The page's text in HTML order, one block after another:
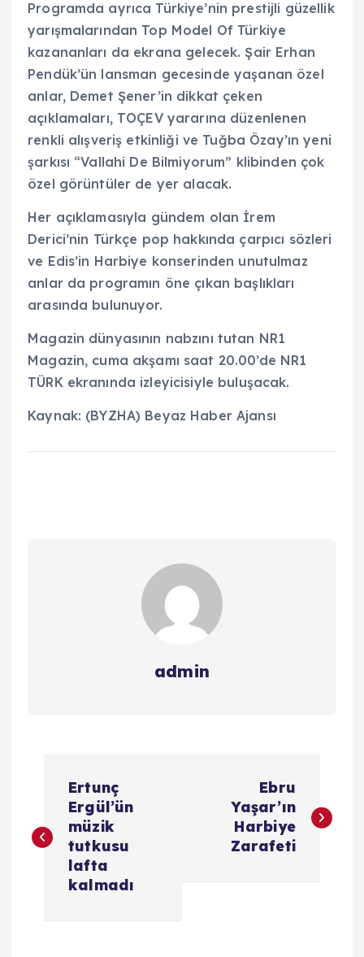
Programda ayrıca Türkiye’nin prestijli güzellik
yarışmalarından Top Model Of Türkiye
kazananları da ekrana gelecek. Şair Erhan
Pendük’ün lansman gecesinde yaşanan özel
anlar, Demet Şener’in dikkat çeken
açıklamaları, TOÇEV yararına düzenlenen
renkli alışveriş etkinliği ve Tuğba Özay’ın yeni
şarkısı “Vallahi De Bilmiyorum” klibinden çok
özel görüntüler de yer alacak.
Her açıklamasıyla gündem olan İrem
Derici’nin Türkçe pop hakkında çarpıcı sözleri
ve Edis’in Harbiye konserinden unutulmaz
anlar da programın öne çıkan başlıkları
arasında bulunuyor.
Magazin dünyasının nabzını tutan NR1
Magazin, cuma akşamı saat 20.00’de NR1
TÜRK ekranında izleyicisiyle buluşacak.
Kaynak: (BYZHA) Beyaz Haber Ajansı
admin
z
Ertunç
Ergül’ün
müzik
tutkusu
lafta
kalmadı
Ebru
Yaşar’ın
Harbiye
Zarafeti